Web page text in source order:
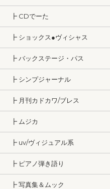
┣ CDでーた
┣ ショックス●ヴィシャス
┣ バックステージ・パス
┣ シンプジャーナル
┣ 月刊カドカワ/ブレス
┣ ムジカ
┣ uv/ヴィジュアル系
┣ ピアノ弾き語り
┣ 写真集＆ムック